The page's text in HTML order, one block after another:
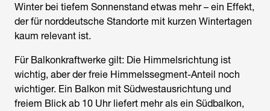
Winter bei tiefem Sonnenstand etwas mehr – ein Effekt,
der für norddeutsche Standorte mit kurzen Wintertagen
kaum relevant ist.
Für Balkonkraftwerke gilt: Die Himmelsrichtung ist
wichtig, aber der freie Himmelssegment-Anteil noch
wichtiger. Ein Balkon mit Südwestausrichtung und
freiem Blick ab 10 Uhr liefert mehr als ein Südbalkon,